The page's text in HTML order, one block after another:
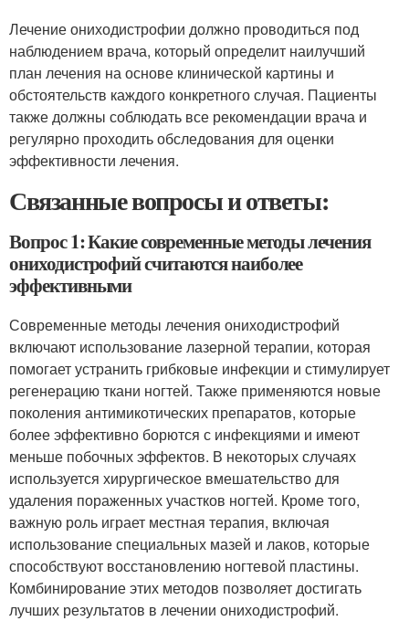
Лечение ониходистрофии должно проводиться под
наблюдением врача, который определит наилучший
план лечения на основе клинической картины и
обстоятельств каждого конкретного случая. Пациенты
также должны соблюдать все рекомендации врача и
регулярно проходить обследования для оценки
эффективности лечения.
Связанные вопросы и ответы:
Вопрос 1: Какие современные методы лечения
ониходистрофий считаются наиболее
эффективными
Современные методы лечения ониходистрофий
включают использование лазерной терапии, которая
помогает устранить грибковые инфекции и стимулирует
регенерацию ткани ногтей. Также применяются новые
поколения антимикотических препаратов, которые
более эффективно борются с инфекциями и имеют
меньше побочных эффектов. В некоторых случаях
используется хирургическое вмешательство для
удаления пораженных участков ногтей. Кроме того,
важную роль играет местная терапия, включая
использование специальных мазей и лаков, которые
способствуют восстановлению ногтевой пластины.
Комбинирование этих методов позволяет достигать
лучших результатов в лечении ониходистрофий.